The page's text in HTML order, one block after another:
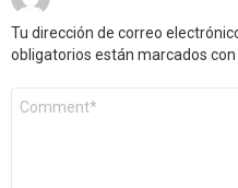
Tu dirección de correo
obligatorios están marcados con